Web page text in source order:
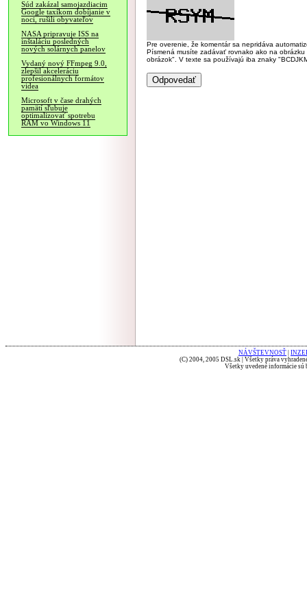
Súd zakázal samojazdiacim
Google taxíkom dobíjanie v
noci, rušili obyvateľov
NASA pripravuje ISS na
inštaláciu posledných
nových solárnych panelov
Vydaný nový FFmpeg 9.0,
zlepšil akceleráciu
profesionálnych formátov
videa
Microsoft v čase drahých
pamätí sľubuje
optimalizovať spotrebu
RAM vo Windows 11
Pre overenie, že komentár sa nepridáva
Písmená musíte zadávať rovnako ako na
obrázok". V texte sa používajú iba znaky
NÁVŠTEVNOSŤ
(C) 2004, 2005 DSL.sk | Všetky práva
Všetky uvedené informácie sú